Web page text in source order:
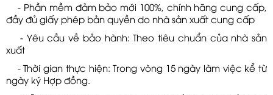
- Phần mềm đảm bảo mới 100%, chính hãng cung cấp,
đầy đủ giấy phép bản quyền do nhà sản xuất cung cấp
- Yêu cầu về bảo hành: Theo tiêu chuẩn của nhà sản
xuất
- Thời gian thực hiện: Trong vòng 15 ngày làm việc kể từ
ngày ký Hợp đồng.